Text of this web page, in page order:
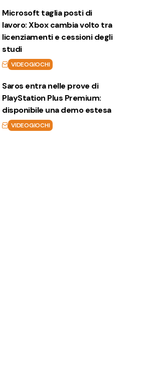
Microsoft taglia posti di
lavoro: Xbox cambia volto tra
licenziamenti e cessioni degli
studi
VIDEOGIOCHI
Saros entra nelle prove di
PlayStation Plus Premium:
disponibile una demo estesa
VIDEOGIOCHI